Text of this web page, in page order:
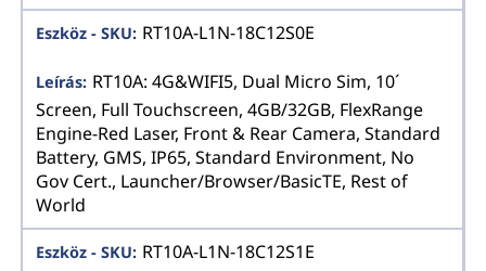
RT10A-L1N-18C12S0E
RT10A: 4G&WIFI5, Dual Micro Sim, 10´
Screen, Full Touchscreen, 4GB/32GB, FlexRange
Engine-Red Laser, Front & Rear Camera, Standard
Battery, GMS, IP65, Standard Environment, No
Gov Cert., Launcher/Browser/BasicTE, Rest of
World
RT10A-L1N-18C12S1E